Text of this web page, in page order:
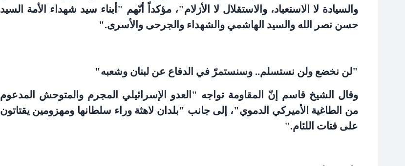
والسيادة لا الاستعباد، والاستقلال لا الأزلام"، مؤكداً أنّهم "أبناء سيد شهداء الأمة السيد
حسن نصر الله والسيد الهاشمي والشهداء والجرحى والأسرى".
"لن نخضع ولن نستسلم.. وسنستمرّ في الدفاع عن لبنان وشعبه"
وقال الشيخ قاسم إنّ المقاومة تواجه "العدو الإسرائيلي المجرم والمتوحش المدعوم
من الطاغية الأميركي الدموي"، إلى جانب "بلدان لاهثة وراء سلطانها ومهزومين يقتاتون
على فتات اللئام".